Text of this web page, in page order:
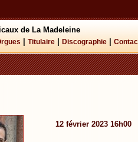
de La Madeleine
Titulaire Discographie
12 février 2023 16h00